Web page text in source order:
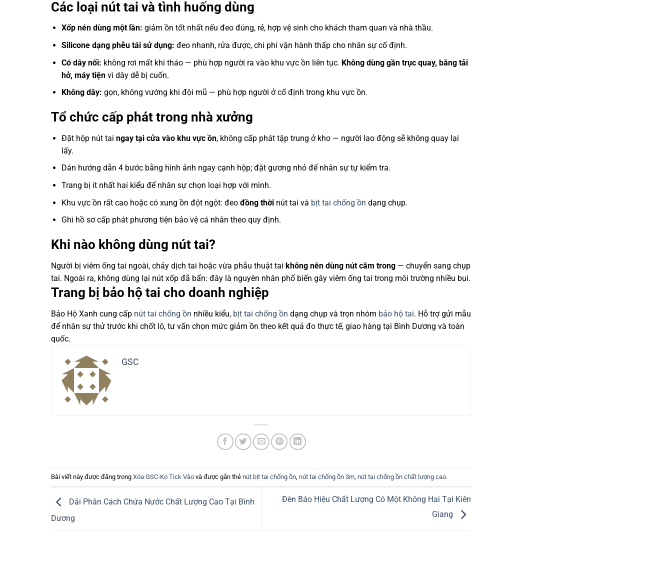
Các loại nút tai và tình huống dùng
Xốp nén dùng một lần: giảm ồn tốt nhất nếu đeo đúng, rẻ, hợp vệ sinh cho khách tham quan và nhà thầu.
Silicone dạng phễu tái sử dụng: đeo nhanh, rửa được, chi phí vận hành thấp cho nhân sự cố định.
Có dây nối: không rơi mất khi tháo — phù hợp người ra vào khu vực ồn liên tục. Không dùng gần trục quay, băng tải
hở, máy tiệnvì dây dễ bị cuốn.
Không dây: gọn, không vướng khi đội mũ — phù hợp người ở cố định trong khu vực ồn.
Tổ chức cấp phát trong nhà xưởng
Đặt hộp nút tai ngay tại cửa vào khu vực ồn, không cấp phát tập trung ở kho — người lao động sẽ không quay lại
lấy.
Dán hướng dẫn 4 bước bằng hình ảnh ngay cạnh hộp; đặt gương nhỏ để nhân sự tự kiểm tra.
Trang bị ít nhất hai kiểu để nhân sự chọn loại hợp với mình.
Khu vực ồn rất cao hoặc có xung ồn đột ngột: đeo đồng thờinút tai và bịt tai chống ồn dạng chụp.
Ghi hồ sơ cấp phát phương tiện bảo vệ cá nhân theo quy định.
Khi nào không dùng nút tai?
Người bị viêm ống tai ngoài, chảy dịch tai hoặc vừa phẫu thuật tai không nên dùng nút cắm trong — chuyển sang chụp
tai. Ngoài ra, không dùng lại nút xốp đã bẩn: đây là nguyên nhân phổ biến gây viêm ống tai trong môi trường nhiều bụi.
Trang bị bảo hộ tai cho doanh nghiệp
Bảo Hộ Xanh cung cấp nút tai chống ồn nhiều kiểu, bịt tai chống ồn dạng chụp và trọn nhóm bảo hộ tai. Hỗ trợ gửi mẫu
để nhân sự thử trước khi chốt lô, tư vấn chọn mức giảm ồn theo kết quả đo thực tế, giao hàng tại Bình Dương và toàn
quốc.
GSC
Bài viết này được đăng trong Xóa GSC-Ko Tick Vào và được gắn thẻ nút bịt tai chống ồn, nút tai chống ồn 3m, nút tai chống ồn chất lượng cao.
Dải Phân Cách Chứa Nước Chất Lượng Cao Tại Bình
Dương
Đèn Báo Hiệu Chất Lượng Có Một Không Hai Tại Kiên
Giang